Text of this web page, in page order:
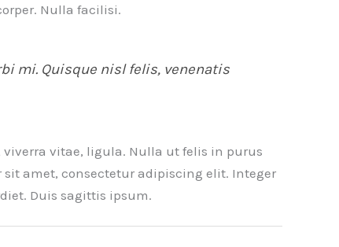
Nulla facilisi.
mi. Quisque nisl felis, venenatis
vitae, ligula. Nulla ut felis in purus
amet, consectetur adipiscing elit. Integer
Duis sagittis ipsum.